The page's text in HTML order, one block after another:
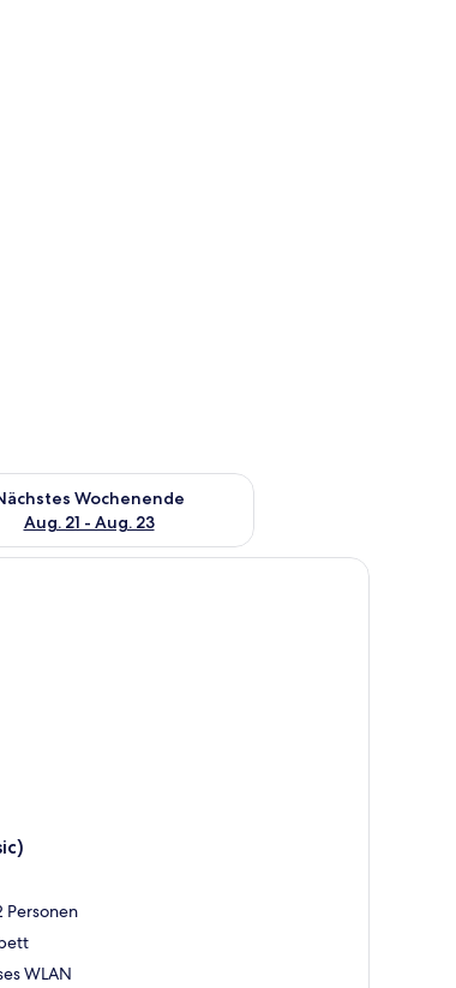
Aug. 14 - Aug. 16.
Wochenende
Aug. 21 - Aug. 23
die Verfügbarkeit für nächstes Wochenende, Aug.
Personen
WLAN